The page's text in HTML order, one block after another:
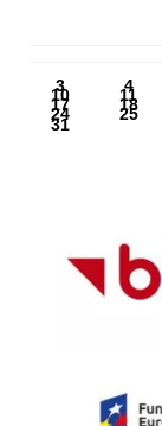
3 4
10 11
17 18
24 25
31